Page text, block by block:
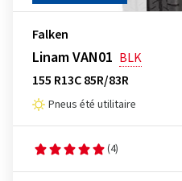
Falken
Linam VAN01 BLK
155 R13C 85R/83R
Pneus été utilitaire
(4)